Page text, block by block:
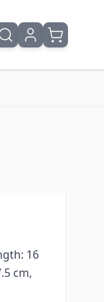
16
cm,